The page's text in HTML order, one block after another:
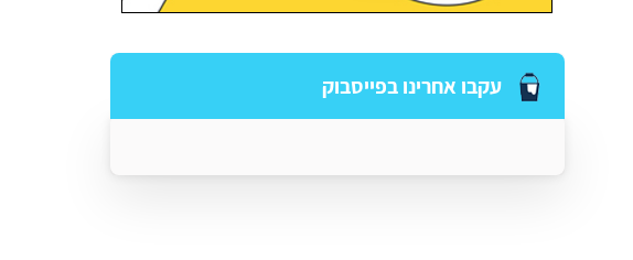
עקבו אחרינו בפייסבוק